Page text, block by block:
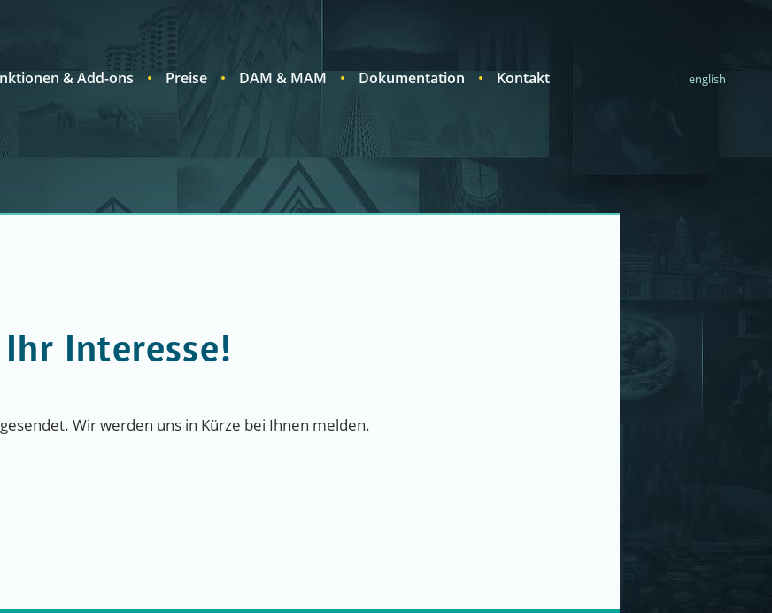
& Add-ons Preise DAM & MAM Dokumentation Kontakt english
Interesse!
Wir werden uns in Kürze bei Ihnen melden.